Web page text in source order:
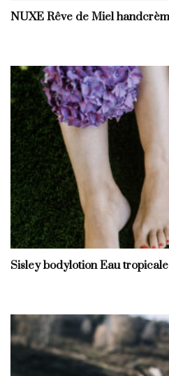
NUXE Rêve de Miel
Sisley bodylotion Eau